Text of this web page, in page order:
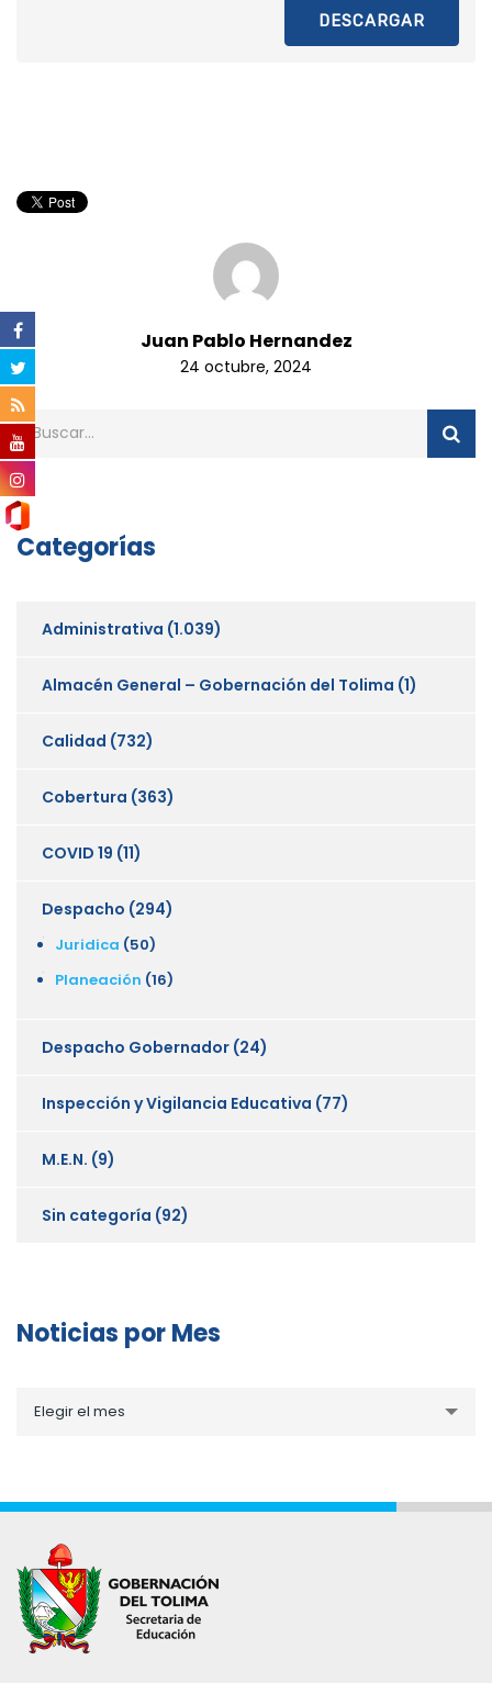
DESCARGAR
Juan Pablo Hernandez
24 octubre, 2024
Categorías
Administrativa (1.039)
Almacén General – Gobernación del Tolima (1)
Calidad (732)
Cobertura (363)
COVID 19 (11)
Despacho (294)
Juridica (50)
Planeación (16)
Despacho Gobernador (24)
Inspección y Vigilancia Educativa (77)
M.E.N. (9)
Sin categoría (92)
Noticias por Mes
porElegir el mes